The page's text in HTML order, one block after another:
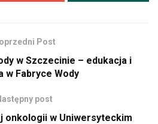
Post
w Szczecinie – edukacja i
w Fabryce Wody
post
onkologii w Uniwersyteckim